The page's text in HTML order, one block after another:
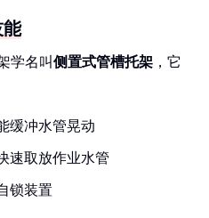
能
学名叫侧置式管槽托架 ，它
缓冲水管晃动
速取放作业水管
锁装置